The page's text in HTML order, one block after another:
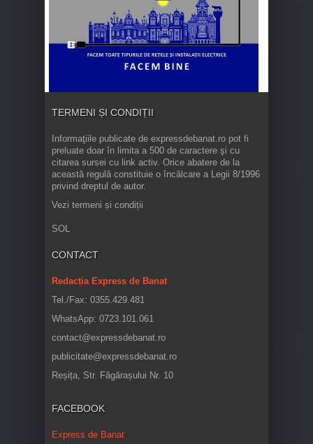
TERMENI ȘI CONDIȚII
Informaţiile publicate de expressdebanat.ro pot fi
preluate doar în limita a 500 de caractere şi cu
citarea sursei cu link activ. Orice abatere de la
această regulă constituie o încălcare a Legii 8/1996
privind dreptul de autor.
Vezi termeni și condiții
SOL
CONTACT
Redacția Express de Banat
Tel./Fax: 0355.429.481
WhatsApp: 0723.101.061
contact@expressdebanat.ro
publicitate@expressdebanat.ro
Reșița, Str. Făgărașului Nr. 10
FACEBOOK
Express de Banat